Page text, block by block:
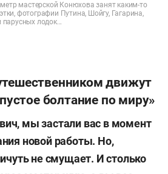
мастерской Конюхова занят каким-то
фотографии Путина, Шойгу, Гагарина,
парусных лодок...
движут
болтание по миру»
мы застали вас в момент
новой работы. Но,
не смущает. И столько